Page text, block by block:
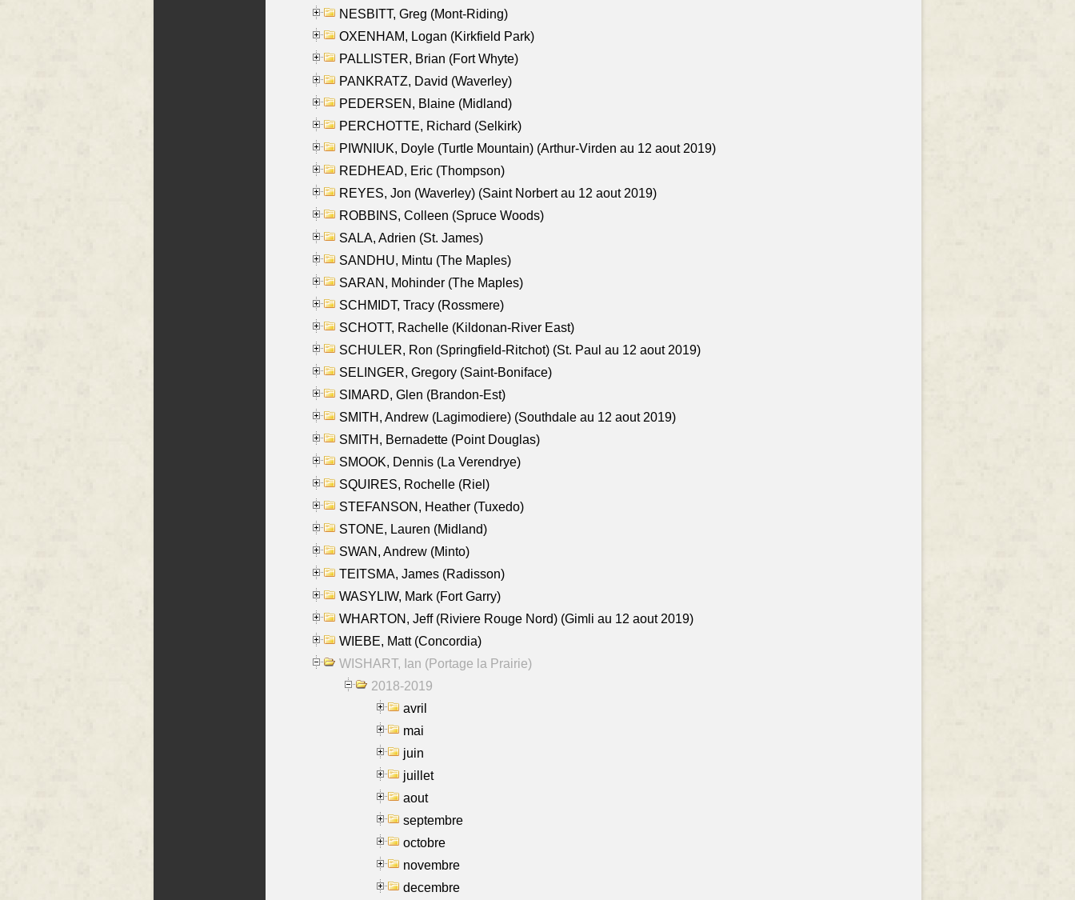
NESBITT, Greg (Mont-Riding)
OXENHAM, Logan (Kirkfield Park)
PALLISTER, Brian (Fort Whyte)
PANKRATZ, David (Waverley)
PEDERSEN, Blaine (Midland)
PERCHOTTE, Richard (Selkirk)
PIWNIUK, Doyle (Turtle Mountain) (Arthur-Virden au 12 aout 2019)
REDHEAD, Eric (Thompson)
REYES, Jon (Waverley) (Saint Norbert au 12 aout 2019)
ROBBINS, Colleen (Spruce Woods)
SALA, Adrien (St. James)
SANDHU, Mintu (The Maples)
SARAN, Mohinder (The Maples)
SCHMIDT, Tracy (Rossmere)
SCHOTT, Rachelle (Kildonan-River East)
SCHULER, Ron (Springfield-Ritchot) (St. Paul au 12 aout 2019)
SELINGER, Gregory (Saint-Boniface)
SIMARD, Glen (Brandon-Est)
SMITH, Andrew (Lagimodiere) (Southdale au 12 aout 2019)
SMITH, Bernadette (Point Douglas)
SMOOK, Dennis (La Verendrye)
SQUIRES, Rochelle (Riel)
STEFANSON, Heather (Tuxedo)
STONE, Lauren (Midland)
SWAN, Andrew (Minto)
TEITSMA, James (Radisson)
WASYLIW, Mark (Fort Garry)
WHARTON, Jeff (Riviere Rouge Nord) (Gimli au 12 aout 2019)
WIEBE, Matt (Concordia)
WISHART, Ian (Portage la Prairie)
2018-2019
avril
mai
juin
juillet
aout
septembre
octobre
novembre
decembre